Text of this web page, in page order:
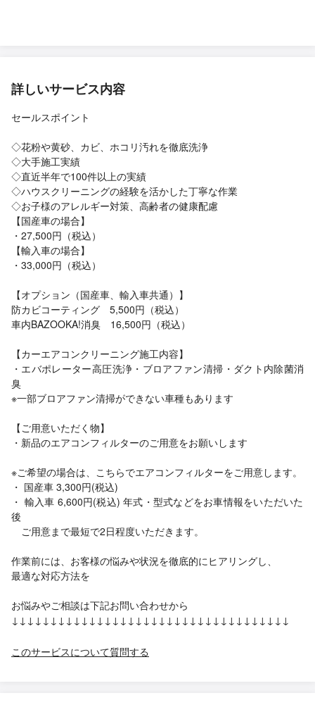
詳しいサービス内容
セールスポイント
◇花粉や黄砂、カビ、ホコリ汚れを徹底洗浄
◇大手施工実績
◇直近半年で100件以上の実績
◇ハウスクリーニングの経験を活かした丁寧な作業
◇お子様のアレルギー対策、高齢者の健康配慮
【国産車の場合】
・27,500円（税込）
【輸入車の場合】
・33,000円（税込）
【オプション（国産車、輸入車共通）】
防カビコーティング 5,500円（税込）
車内BAZOOKA!消臭 16,500円（税込）
【カーエアコンクリーニング施工内容】
・エバポレーター高圧洗浄・ブロアファン清掃・ダクト内除菌消
臭
※一部ブロアファン清掃ができない車種もあります
【ご用意いただく物】
・新品のエアコンフィルターのご用意をお願いします
※ご希望の場合は、こちらでエアコンフィルターをご用意します。
・ 国産車 3,300円(税込)
・ 輸入車 6,600円(税込) 年式・型式などをお車情報をいただいた
後
ご用意まで最短で2日程度いただきます。
作業前には、お客様の悩みや状況を徹底的にヒアリングし、
最適な対応方法を
お悩みやご相談は下記お問い合わせから
↓↓↓↓↓↓↓↓↓↓↓↓↓↓↓↓↓↓↓↓↓↓↓↓↓↓↓↓↓↓↓↓↓↓↓↓
このサービスについて質問する